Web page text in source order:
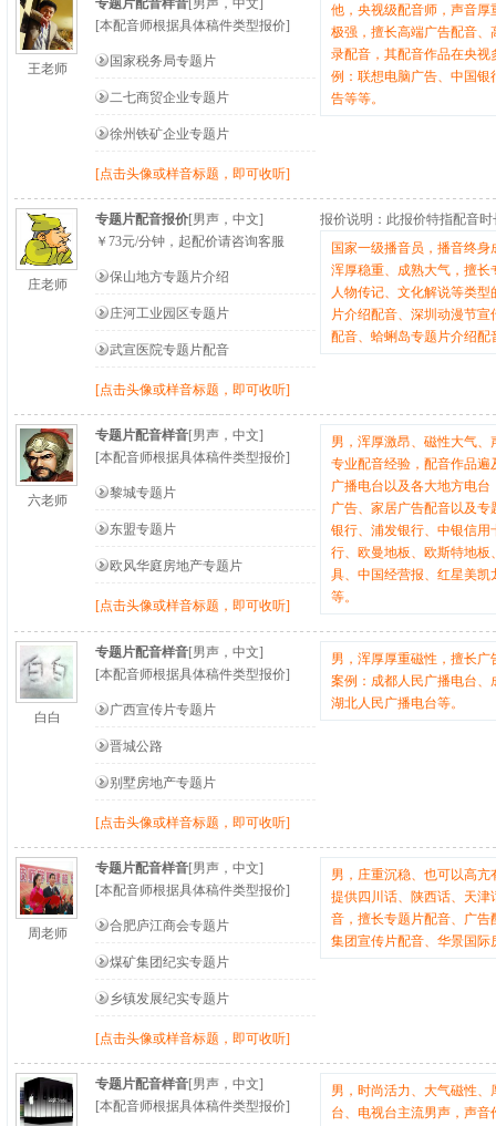
王老师
专题片配音样音 [男声，中文]
[本配音师根据具体稿件类型报价]
国家税务局专题片
二七商贸企业专题片
徐州铁矿企业专题片
[点击头像或样音标题，即可收听]
他，央视级配音师，声音
极强，擅长高端广告配音
录配音，其配音作品在央视
例：联想电脑广告、中国
告等等。
庄老师
专题片配音报价[男声，中文]
￥ 73元/分钟 ，起配价请咨询客服
保山地方专题片介绍
庄河工业园区专题片
武宣医院专题片配音
[点击头像或样音标题，即可收听]
报价说明： 此报价特指配音时
国家一级播音员，播音终
浑厚稳重、成熟大气，擅
人物传记、文化解说等类
片介绍配音、深圳动漫节
配音、蛤蜊岛专题片介绍配
六老师
专题片配音样音[男声，中文]
[本配音师根据具体稿件类型报价]
黎城专题片
东盟专题片
欧风华庭房地产专题片
[点击头像或样音标题，即可收听]
男，浑厚激昂、磁性大气
专业配音经验，配音作品
广播电台以及各大地方电
广告、家居广告配音以及
银行、浦发银行、中银信用
行、欧曼地板、欧斯特地
具、中国经营报、红星美
等。
白白
专题片配音样音[男声，中文]
[本配音师根据具体稿件类型报价]
广西宣传片专题片
晋城公路
别墅房地产专题片
[点击头像或样音标题，即可收听]
男，浑厚厚重磁性，擅长
案例：成都人民广播电台
湖北人民广播电台等。
周老师
专题片配音样音[男声，中文]
[本配音师根据具体稿件类型报价]
合肥庐江商会专题片
煤矿集团纪实专题片
乡镇发展纪实专题片
[点击头像或样音标题，即可收听]
男，庄重沉稳、也可以高
提供四川话、陕西话、天
音，擅长专题片配音、广
集团宣传片配音、华景国际
专题片配音样音[男声，中文]
[本配音师根据具体稿件类型报价]
男，时尚活力、大气磁性
台、电视台主流男声，声